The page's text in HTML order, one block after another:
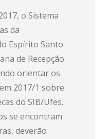
o Sistema
da
Espírito Santo
de Recepção
orientar os
2017/1 sobre
do SIB/Ufes.
se encontram
deverão